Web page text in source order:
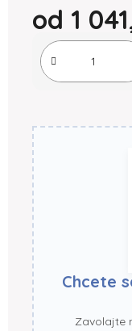
od 1
Měrná cena:
Chcete
Zavolajte